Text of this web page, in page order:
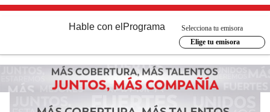
Hable con el Programa
Selecciona tu emisora
Elige tu emisora